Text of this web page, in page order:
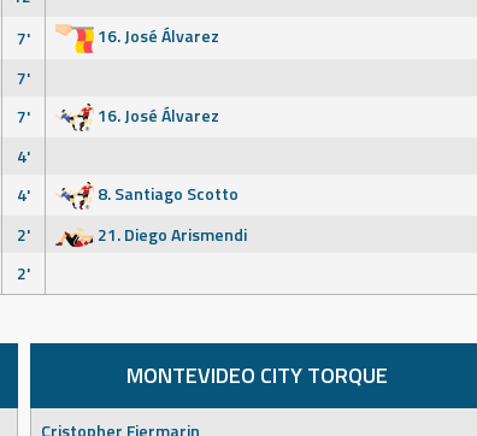
7'
16. José Álvarez
7'
7'
16. José Álvarez
4'
4'
8. Santiago Scotto
2'
21. Diego Arismendi
2'
MONTEVIDEO CITY TORQUE
Cristopher Fiermarin